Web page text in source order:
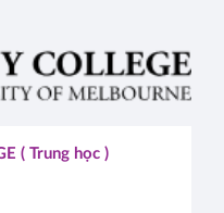
( Trung học )